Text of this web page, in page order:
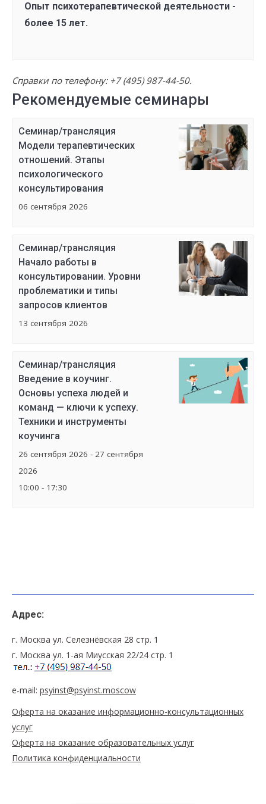
Опыт психотерапевтической деятельности -
более 15 лет.
Справки по телефону: +7 (495) 987-44-50.
Рекомендуемые семинары
Семинар/трансляция
Модели терапевтических
отношений. Этапы
психологического
консультирования
06 сентября 2026
Семинар/трансляция
Начало работы в
консультировании. Уровни
проблематики и типы
запросов клиентов
13 сентября 2026
Семинар/трансляция
Введение в коучинг.
Основы успеха людей и
команд — ключи к успеху.
Техники и инструменты
коучинга
26 сентября 2026 - 27 сентября
2026
10:00 - 17:30
Адрес:
г. Москва ул. Селезнёвская 28 стр. 1
г. Москва ул. 1-ая Миусская 22/24 стр. 1
e-mail: psyinst@psyinst.moscow
Оферта на оказание информационно-консультационных
услуг
Оферта на оказание образовательных услуг
Политика конфиденциальности